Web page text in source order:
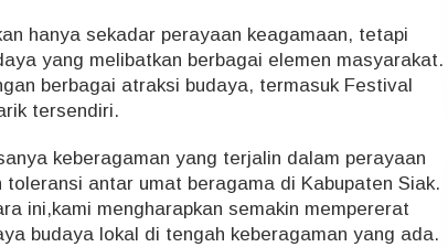
hanya sekadar perayaan keagamaan, tetapi
yang melibatkan berbagai elemen masyarakat.
berbagai atraksi budaya, termasuk Festival
tersendiri.
keberagaman yang terjalin dalam perayaan
toleransi antar umat beragama di Kabupaten Siak.
ini,kami mengharapkan semakin mempererat
budaya lokal di tengah keberagaman yang ada.